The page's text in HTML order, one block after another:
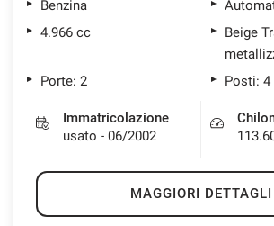
Benzina
4.966 cc
Beige
Porte: 2
Posti: 4
Immatricolazione
usato - 06/2002
MAGGIORI DETTAGLI